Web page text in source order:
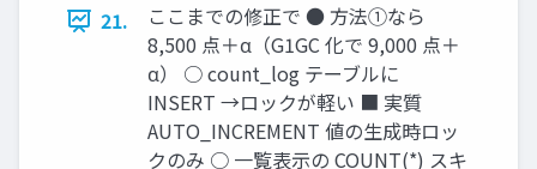
21.
ここまでの修正で ● 方法①なら
8,500 点＋α（G1GC 化で 9,000 点＋
α） ○ count_log テーブルに
INSERT →ロックが軽い ■ 実質
AUTO_INCREMENT 値の生成時ロッ
クのみ ○ 一覧表示の COUNT(*) スキ